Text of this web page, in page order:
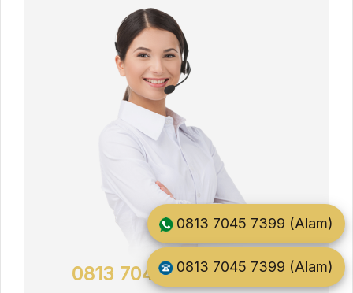
0813 7045 7399 (Alam)
0813 7045 7399 (Alam)
0813 7045 7399 (Alam)